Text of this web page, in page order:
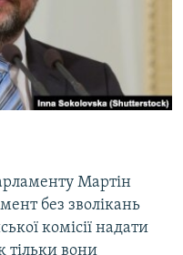
Мартін
без зволікань
комісії надати
тільки вони